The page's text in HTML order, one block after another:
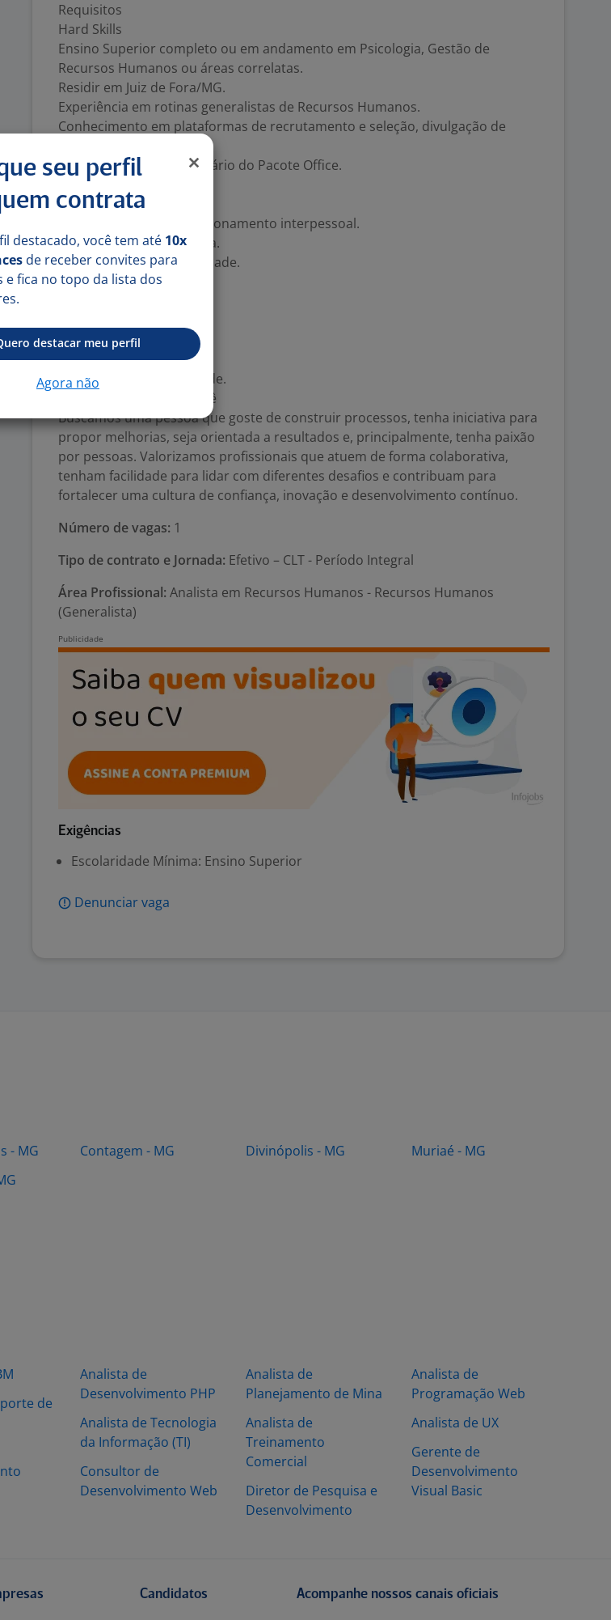
Requisitos
Hard Skills
Ensino Superior completo ou em andamento em Psicologia, Gestão de
Recursos Humanos ou áreas correlatas.
Residir em Juiz de Fora/MG.
Experiência em rotinas generalistas de Recursos Humanos.
Conhecimento em plataformas de recrutamento e seleção, divulgação de
Conhecimento intermediário do Pacote Office.
Soft Skills
Perfil hands-on.
Boa comunicação e relacionamento interpessoal.
Proatividade e autonomia.
Adaptabilidade e flexibilidade.
Resiliência.
Trabalho em equipe.
Dinamismo.
Senso de responsabilidade.
O que esperamos de você
Buscamos uma pessoa que goste de construir processos, tenha iniciativa para
propor melhorias, seja orientada a resultados e, principalmente, tenha paixão
por pessoas. Valorizamos profissionais que atuem de forma colaborativa,
tenham facilidade para lidar com diferentes desafios e contribuam para
fortalecer uma cultura de confiança, inovação e desenvolvimento contínuo.
Número de vagas: 1
Tipo de contrato e Jornada: Efetivo – CLT - Período Integral
Área Profissional: Analista em Recursos Humanos - Recursos Humanos
(Generalista)
Exigências
Escolaridade Mínima: Ensino Superior
Denunciar vaga
- MG
Contagem - MG Divinópolis - MG Muriaé - MG
de
Analista de
Desenvolvimento PHP
Analista de Tecnologia
da Informação (TI)
Consultor de
Desenvolvimento Web
Analista de
Planejamento de Mina
Analista de
Treinamento
Comercial
Diretor de Pesquisa e
Desenvolvimento
Analista de
Programação Web
Analista de UX
Gerente de
Desenvolvimento
Visual Basic
seu perfil
contrata
destacado, você tem até 10x
de receber convites para
e fica no topo da lista dos
destacar meu perfil
Agora não
Candidatos Acompanhe nossos canais oficiais